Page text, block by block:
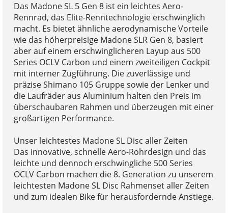
Das Madone SL 5 Gen 8 ist ein leichtes Aero-
Rennrad, das Elite-Renntechnologie erschwinglich
macht. Es bietet ähnliche aerodynamische Vorteile
wie das höherpreisige Madone SLR Gen 8, basiert
aber auf einem erschwinglicheren Layup aus 500
Series OCLV Carbon und einem zweiteiligen Cockpit
mit interner Zugführung. Die zuverlässige und
präzise Shimano 105 Gruppe sowie der Lenker und
die Laufräder aus Aluminium halten den Preis im
überschaubaren Rahmen und überzeugen mit einer
großartigen Performance.
Unser leichtestes Madone SL Disc aller Zeiten
Das innovative, schnelle Aero-Rohrdesign und das
leichte und dennoch erschwingliche 500 Series
OCLV Carbon machen die 8. Generation zu unserem
leichtesten Madone SL Disc Rahmenset aller Zeiten
und zum idealen Bike für herausfordernde Anstiege.